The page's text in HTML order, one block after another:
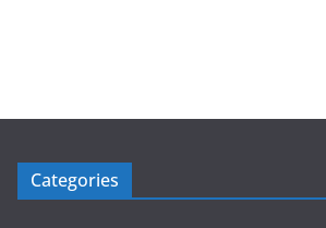
Categories